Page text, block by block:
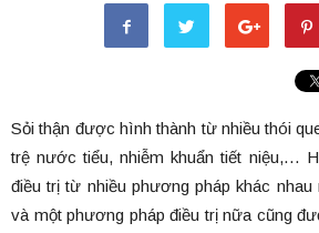
Sỏi thận được hình thành từ nhiều thói
trệ nước tiểu, nhiễm khuẩn tiết niệu,…
điều trị từ nhiều phương pháp khác
và một phương pháp điều trị nữa cũng